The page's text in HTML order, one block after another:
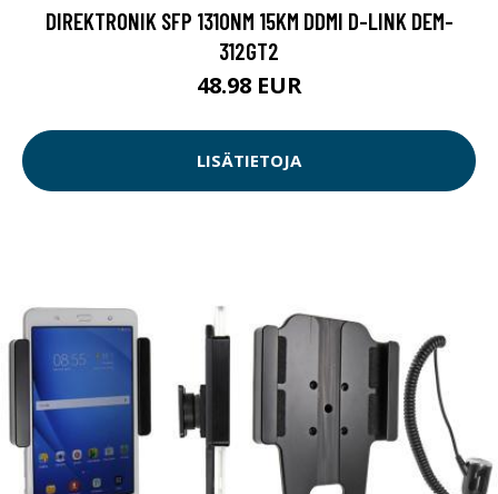
DIREKTRONIK SFP 1310NM 15KM DDMI D-LINK DEM-
312GT2
48.98 EUR
LISÄTIETOJA